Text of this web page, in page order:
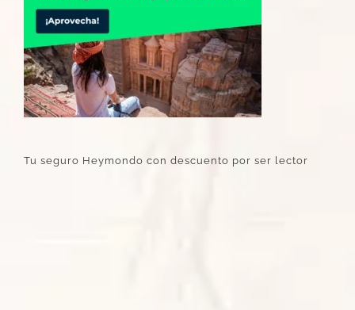
Tu seguro Heymondo con descuento por ser lector